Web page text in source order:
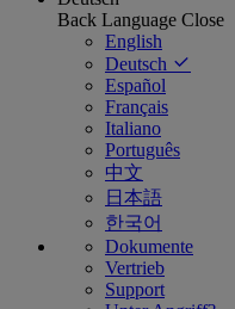
Back Language Close
English
Deutsch
Español
Français
Italiano
Português
中文
日本語
한국어
Dokumente
Vertrieb
Support